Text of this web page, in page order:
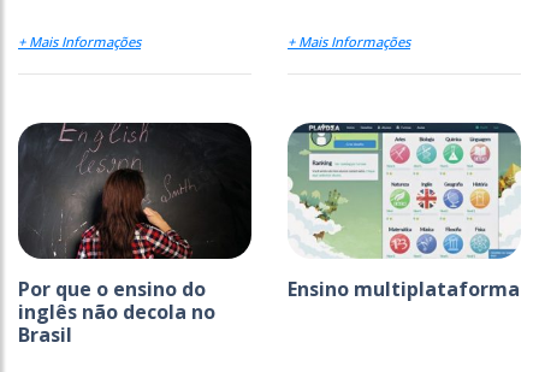
+ Mais Informações + Mais Informações
Por que o ensino do
inglês não decola no
Brasil
Ensino multiplataforma